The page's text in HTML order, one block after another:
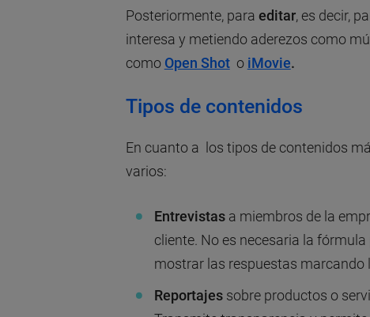
Posteriormente, para editar, es decir,
interesa y metiendo aderezos como
como Open Shoto iMovie.
Tipos de contenidos
En cuanto a los tipos de contenidos
varios:
Entrevistas a miembros de la
cliente. No es necesaria la
mostrar las respuestas marcando
Reportajessobre productos o